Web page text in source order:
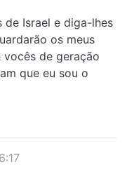
de Israel e diga-lhes
os meus
vocês de geração
que eu sou o